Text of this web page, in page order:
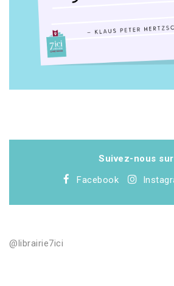
Suivez-nous sur
Facebook
@librairie7ici